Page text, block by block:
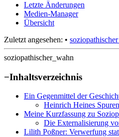
Letzte Änderungen
Medien-Manager
Übersicht
Zuletzt angesehen: •
soziopathischer_wahn
−Inhaltsverzeichnis
Ein Gegenmittel der
Heinrich Heines
Meine Kurzfassung zu
Die Externalisierung
Lilith Poßner: Verwerfung